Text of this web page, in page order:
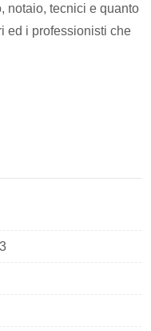
notaio, tecnici e quanto
ed i professionisti che